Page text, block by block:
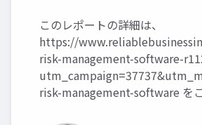
このレポートの詳細は、
https://
risk-management-software-
risk-management-software を